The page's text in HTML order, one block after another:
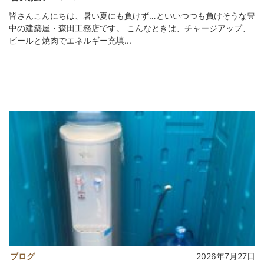
皆さんこんにちは、暑い夏にも負けず…といいつつも負けそうな豊
中の建築屋・森田工務店です。 こんなときは、チャージアップ、
ビールと焼肉でエネルギー充填...
ブログ 2026年7月27日